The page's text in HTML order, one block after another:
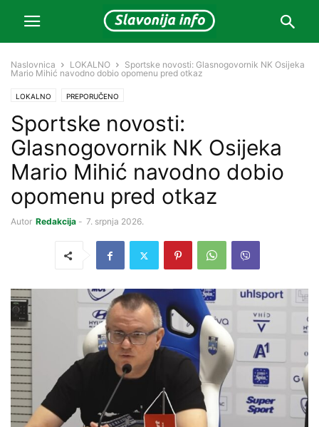
Naslovnica LOKALNO
Sportske novosti: Glasnogovornik NK Osijeka
Mario Mihić navodno dobio opomenu pred otkaz
LOKALNO PREPORUČENO
Sportske novosti:
Glasnogovornik NK Osijeka
Mario Mihić navodno dobio
opomenu pred otkaz
Autor Redakcija - 7. srpnja 2026.